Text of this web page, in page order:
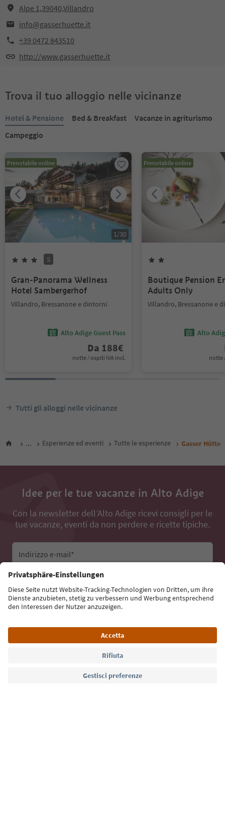
Alpe 1,39040,Villandro
info@gasserhuette.it
+39 0472 843510
http://www.gasserhuette.it
Trova il tuo alloggio nelle vicinanze
Hotel & Pensione Bed & Breakfast
Vacanze in agriturismo
Campeggio
Prenotabile online
1/30
S
Gran-Panorama Wellness
Hotel Sambergerhof
Villandro, Bressanone e dintorni
Alto Adige Guest Pass
Da 188€
notte / ospiti IVA incl.
Prenotabile online
Boutique Pension
Adults Only
Villandro, Bressanone e
Alto
notte
Tutti gli alloggi nelle vicinanze
... Esperienze ed eventi Tutte le esperienze Gasser Hütte
Idee per le tue vacanze in Alto Adige
Con la newsletter dell’Alto Adige ricevi consigli per le
tue vacanze, eventi da non perdere e ricette tipiche.
Indirizzo e-mail*
Iscriviti alla newsletter